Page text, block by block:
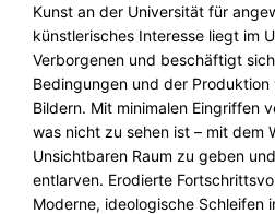
Kunst an der Universität für
künstlerisches Interesse liegt im
Verborgenen und beschäftigt
Bedingungen und der Produktion
Bildern. Mit minimalen Eingriffen
was nicht zu sehen ist – mit dem
Unsichtbaren Raum zu geben
entlarven. Erodierte
Moderne, ideologische Schleifen